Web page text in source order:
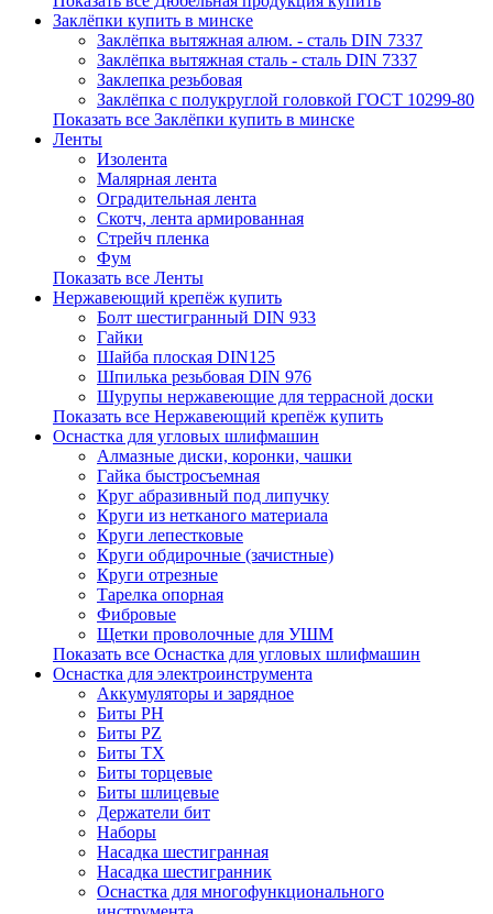
Заклёпки купить в минске
Заклёпка вытяжная алюм. - сталь DIN 7337
Заклёпка вытяжная сталь - сталь DIN 7337
Заклепка резьбовая
Заклёпка с полукруглой головкой ГОСТ 10299-80
Показать все Заклёпки купить в минске
Ленты
Изолента
Малярная лента
Оградительная лента
Скотч, лента армированная
Стрейч пленка
Фум
Показать все Ленты
Нержавеющий крепёж купить
Болт шестигранный DIN 933
Гайки
Шайба плоская DIN125
Шпилька резьбовая DIN 976
Шурупы нержавеющие для террасной доски
Показать все Нержавеющий крепёж купить
Оснастка для угловых шлифмашин
Алмазные диски, коронки, чашки
Гайка быстросъемная
Круг абразивный под липучку
Круги из нетканого материала
Круги лепестковые
Круги обдирочные (зачистные)
Круги отрезные
Тарелка опорная
Фибровые
Щетки проволочные для УШМ
Показать все Оснастка для угловых шлифмашин
Оснастка для электроинструмента
Аккумуляторы и зарядное
Биты PH
Биты PZ
Биты TX
Биты торцевые
Биты шлицевые
Держатели бит
Наборы
Насадка шестигранная
Насадка шестигранник
Оснастка для многофункционального